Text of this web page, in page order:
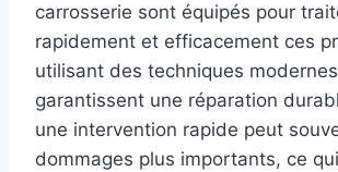
carrosserie sont équipés pour
rapidement et efficacement ces
utilisant des techniques
garantissent une réparation
une intervention rapide peut
dommages plus importants, ce